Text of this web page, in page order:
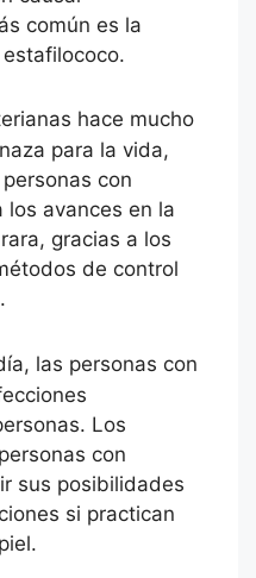
común es la
para la vida,
con
los avances en la
gracias a los
de control
Los
con
sus posibilidades
si practican